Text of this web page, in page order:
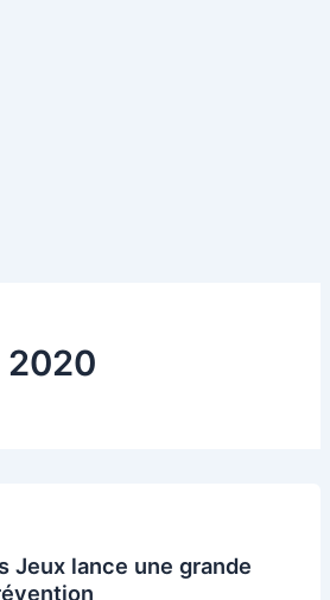
2020
Jeux lance une grande